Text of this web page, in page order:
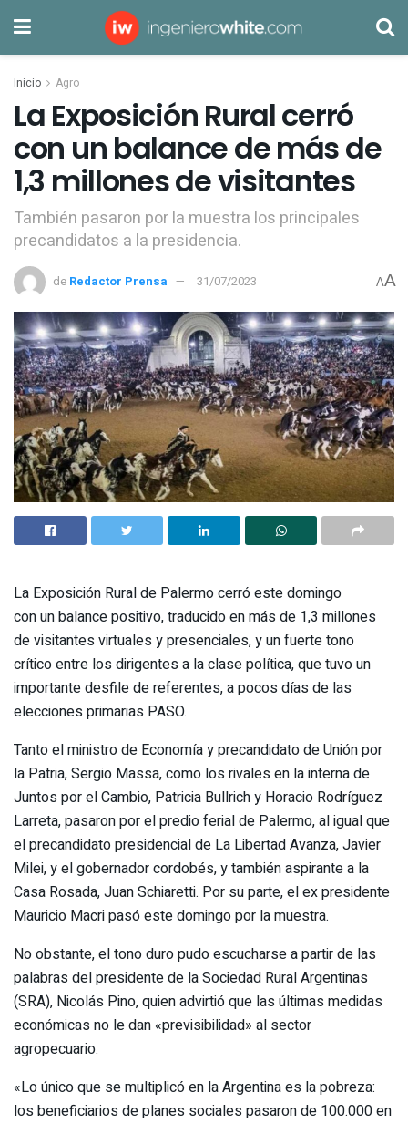
Inicio Agro
La Exposición Rural cerró
con un balance de más de
1,3 millones de visitantes
También pasaron por la muestra los principales
precandidatos a la presidencia.
de Redactor Prensa 31/07/2023 AA
La Exposición Rural de Palermo cerró este domingo
con un balance positivo, traducido en más de 1,3 millones
de visitantes virtuales y presenciales, y un fuerte tono
crítico entre los dirigentes a la clase política, que tuvo un
importante desfile de referentes, a pocos días de las
elecciones primarias PASO.
Tanto el ministro de Economía y precandidato de Unión por
la Patria, Sergio Massa, como los rivales en la interna de
Juntos por el Cambio, Patricia Bullrich y Horacio Rodríguez
Larreta, pasaron por el predio ferial de Palermo, al igual que
el precandidato presidencial de La Libertad Avanza, Javier
Milei, y el gobernador cordobés, y también aspirante a la
Casa Rosada, Juan Schiaretti. Por su parte, el ex presidente
Mauricio Macri pasó este domingo por la muestra.
No obstante, el tono duro pudo escucharse a partir de las
palabras del presidente de la Sociedad Rural Argentinas
(SRA), Nicolás Pino, quien advirtió que las últimas medidas
económicas no le dan «previsibilidad» al sector
agropecuario.
«Lo único que se multiplicó en la Argentina es la pobreza:
los beneficiarios de planes sociales pasaron de 100.000 en